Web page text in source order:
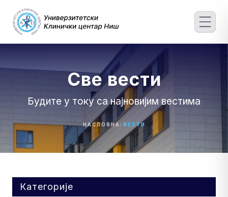
content
Све вести
Будите у току са најновијим вестима
НАСЛОВНА / ВЕСТИ
Категорије